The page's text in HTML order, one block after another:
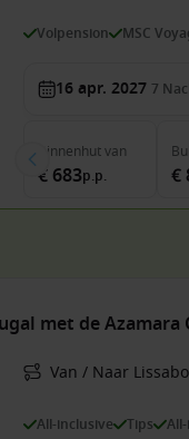
Volpension MSC
16 apr. 2027 7
Binnenhutvan
€ 683p.p. €
met de Azamara
Van / Naar
All-inclusive Tips